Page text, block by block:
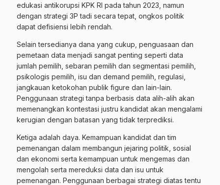
edukasi antikorupsi KPK RI pada tahun 2023, namun
dengan strategi 3P tadi secara tepat, ongkos politik
dapat defisiensi lebih rendah.
Selain tersedianya dana yang cukup, penguasaan dan
pemetaan data menjadi sangat penting seperti data
jumlah pemilih, sebaran pemilih dan segmentasi pemilih,
psikologis pemilih, isu dan demand pemilih, regulasi,
jangkauan ketokohan publik figure dan lain-lain.
Penggunaan strategi tanpa berbasis data alih-alih akan
memenangkan kontestasi justru kandidat akan mengalami
kerugian dengan batasan yang tidak terprediksi.
Ketiga adalah daya. Kemampuan kandidat dan tim
pemenangan dalam membangun jejaring politik, sosial
dan ekonomi serta kemampuan untuk mengemas dan
mengolah serta mereduksi data dan isu untuk
pemenangan. Penggunaan berbagai strategi diatas tentu